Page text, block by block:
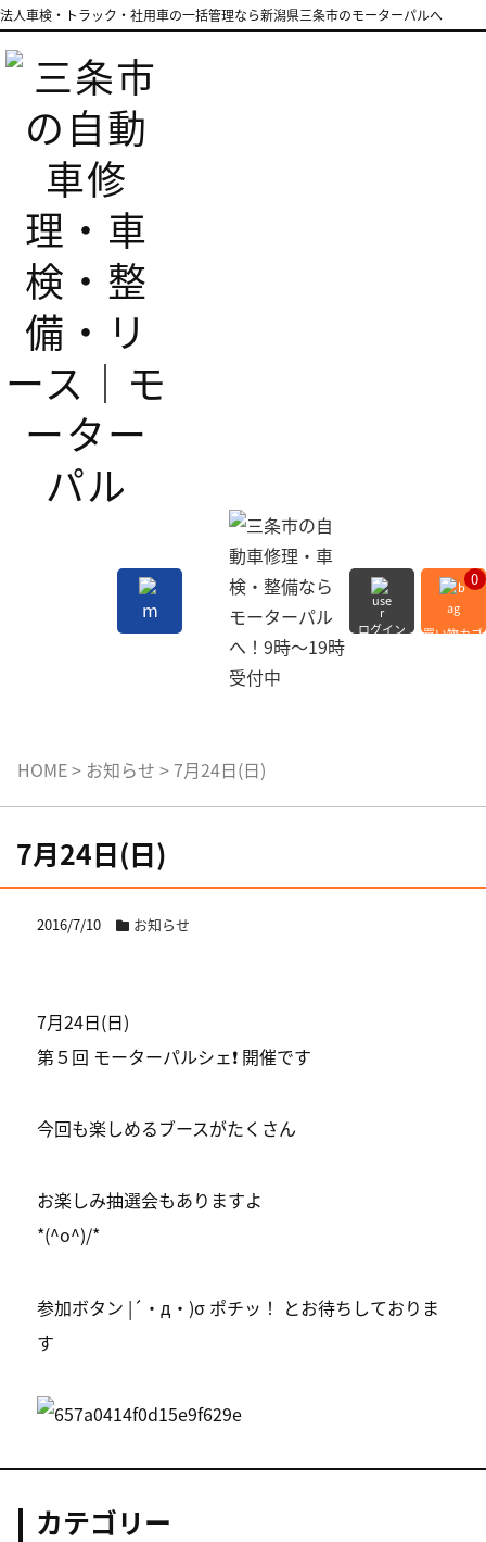
法人車検・トラック・社用車の一括管理なら新潟県三条市のモーターパルへ
ログイン
0
買い物カゴ
HOME> お知らせ >7月24日(日)
7月24日(日)
2016/7/10 お知らせ
7月24日(日)
第５回 モーターパルシェ❗️ 開催です
今回も楽しめるブースがたくさん
お楽しみ抽選会もありますよ
*(^o^)/*
参加ボタン |´・д・)σ ポチッ！ とお待ちしておりま
す
カテゴリー